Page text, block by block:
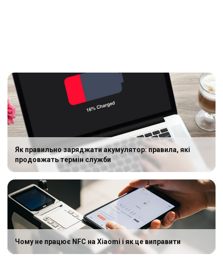
Як правильно заряджати акумулятор: правила, які
продовжать термін служби
Чому не працює NFC на Xiaomi і як це виправити